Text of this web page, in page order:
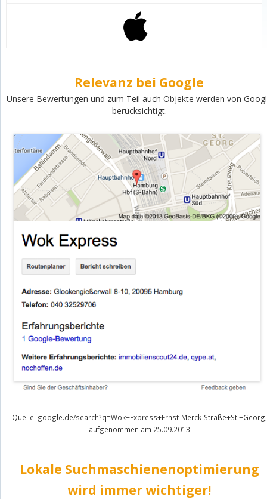
Relevanz bei Google
Unsere Bewertungen und zum Teil auch Objekte werden von
berücksichtigt.
Quelle: google.de/search?q=Wok+Express+Ernst-Merck-Straße+St.+Georg,
aufgenommen am 25.09.2013
Lokale Suchmaschienenoptimierung
wird immer wichtiger!